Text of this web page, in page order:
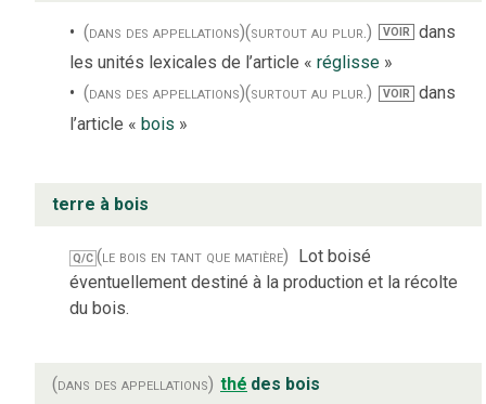
(dans des appellations)(surtout au plur.) VOIR
dans
les unités lexicales de l’article « réglisse »
(dans des appellations)(surtout au plur.) VOIR
dans
l’article « bois »
terre à bois
Q/C (le bois en tant que matière)
Lot boisé
éventuellement destiné à la production et la récolte
du bois.
(dans des appellations) thé des bois